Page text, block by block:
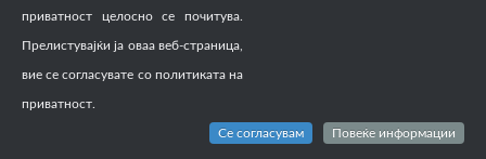
приватност целосно се почитува.
Прелистувајќи ја оваа веб-страница,
вие се согласувате со политиката на
приватност.
Се согласувам Повеќе информации